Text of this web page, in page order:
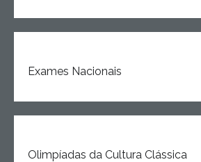
Exames Nacionais
Olimpíadas da Cultura Clássica